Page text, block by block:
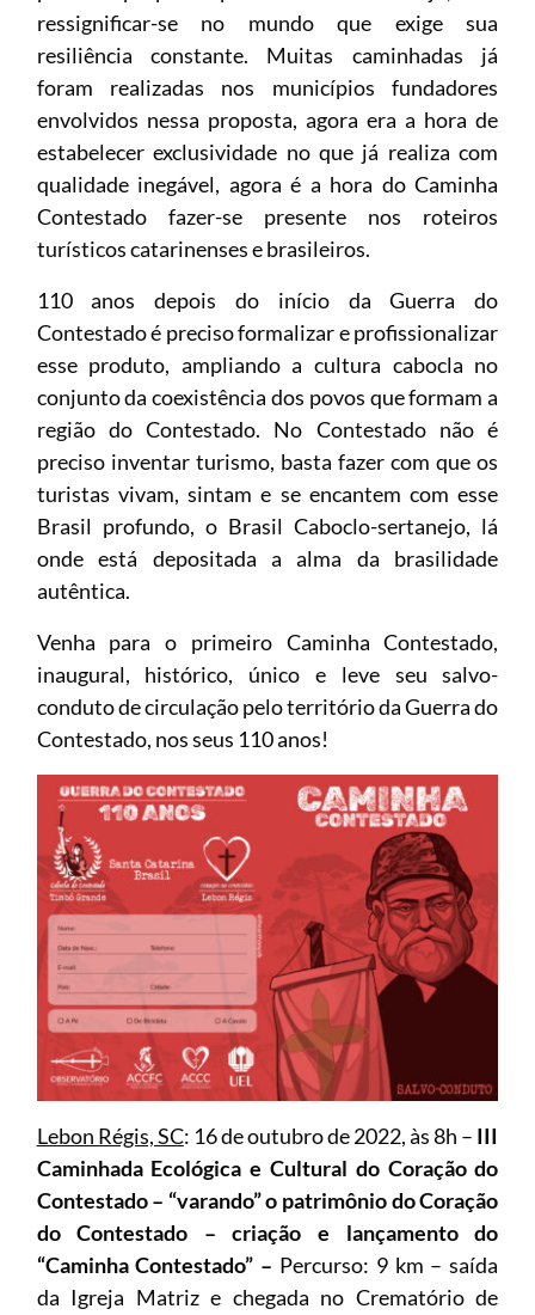
ressignificar-se no mundo que exige sua
resiliência constante. Muitas caminhadas já
foram realizadas nos municípios fundadores
envolvidos nessa proposta, agora era a hora de
estabelecer exclusividade no que já realiza com
qualidade inegável, agora é a hora do Caminha
Contestado fazer-se presente nos roteiros
turísticos catarinenses e brasileiros.
110 anos depois do início da Guerra do
Contestado é preciso formalizar e profissionalizar
esse produto, ampliando a cultura cabocla no
conjunto da coexistência dos povos que formam a
região do Contestado. No Contestado não é
preciso inventar turismo, basta fazer com que os
turistas vivam, sintam e se encantem com esse
Brasil profundo, o Brasil Caboclo-sertanejo, lá
onde está depositada a alma da brasilidade
autêntica.
Venha para o primeiro Caminha Contestado,
inaugural, histórico, único e leve seu salvo-
conduto de circulação pelo território da Guerra do
Contestado, nos seus 110 anos!
Lebon Régis, SC: 16 de outubro de 2022, às 8h – III
Caminhada Ecológica e Cultural do Coração do
Contestado – “varando” o patrimônio do Coração
do Contestado – criação e lançamento do
“Caminha Contestado” – Percurso: 9 km – saída
da Igreja Matriz e chegada no Crematório de